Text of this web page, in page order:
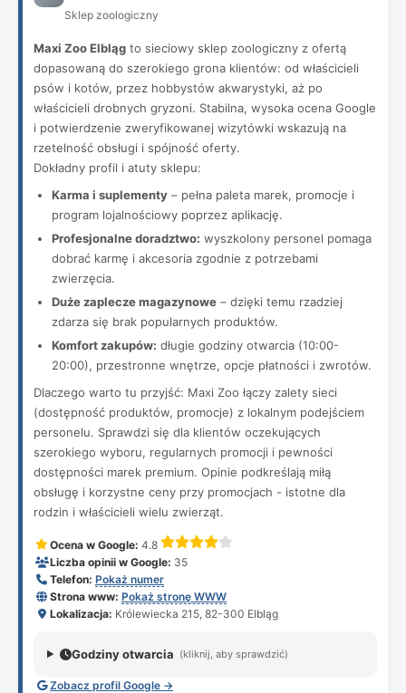
Sklep zoologiczny
Maxi Zoo Elbląg to sieciowy sklep zoologiczny z ofertą
dopasowaną do szerokiego grona klientów: od właścicieli
psów i kotów, przez hobbystów akwarystyki, aż po
właścicieli drobnych gryzoni. Stabilna, wysoka ocena Google
i potwierdzenie zweryfikowanej wizytówki wskazują na
rzetelność obsługi i spójność oferty.
Dokładny profil i atuty sklepu:
Karma i suplementy – pełna paleta marek, promocje i
program lojalnościowy poprzez aplikację.
Profesjonalne doradztwo: wyszkolony personel pomaga
dobrać karmę i akcesoria zgodnie z potrzebami
zwierzęcia.
Duże zaplecze magazynowe – dzięki temu rzadziej
zdarza się brak popularnych produktów.
Komfort zakupów: długie godziny otwarcia (10:00-
20:00), przestronne wnętrze, opcje płatności i zwrotów.
Dlaczego warto tu przyjść: Maxi Zoo łączy zalety sieci
(dostępność produktów, promocje) z lokalnym podejściem
personelu. Sprawdzi się dla klientów oczekujących
szerokiego wyboru, regularnych promocji i pewności
dostępności marek premium. Opinie podkreślają miłą
obsługę i korzystne ceny przy promocjach - istotne dla
rodzin i właścicieli wielu zwierząt.
Ocena w Google: 4.8
Liczba opinii w Google: 35
Telefon: Pokaż numer
Strona www: Pokaż stronę WWW
Lokalizacja: Królewiecka 215, 82-300 Elbląg
Godziny otwarcia (kliknij, aby sprawdzić)
Zobacz profil Google →